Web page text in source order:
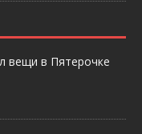
вещи в Пятерочке